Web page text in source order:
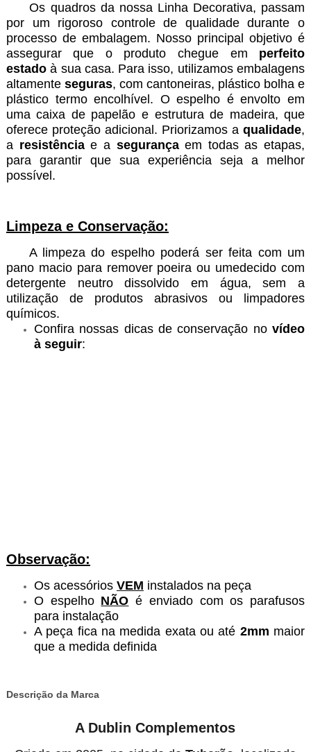
Os quadros da nossa Linha Decorativa, passam
por um rigoroso controle de qualidade durante o
processo de embalagem. Nosso principal objetivo é
assegurar que o produto chegue em perfeito
estadoà sua casa. Para isso, utilizamos embalagens
altamente seguras, com cantoneiras, plástico bolha e
plástico termo encolhível. O espelho é envolto em
uma caixa de papelão e estrutura de madeira, que
oferece proteção adicional. Priorizamos aqualidade,
a resistênciae a segurançaem todas as etapas,
para garantir que sua experiência seja a melhor
possível.
Limpeza e Conservação:
A limpeza do espelho poderá ser feita com um
pano macio para remover poeira ou umedecido com
detergente neutro dissolvido em água, sem a
utilização de produtos abrasivos ou limpadores
químicos.
Confira nossas dicas de conservação novídeo
à seguir:
Observação:
Os acessórios VEM instalados na peça
O espelho NÃO é enviado com os parafusos
para instalação
A peça fica na medida exata ou até 2mm maior
que a medida definida
Descrição da Marca
A Dublin Complementos